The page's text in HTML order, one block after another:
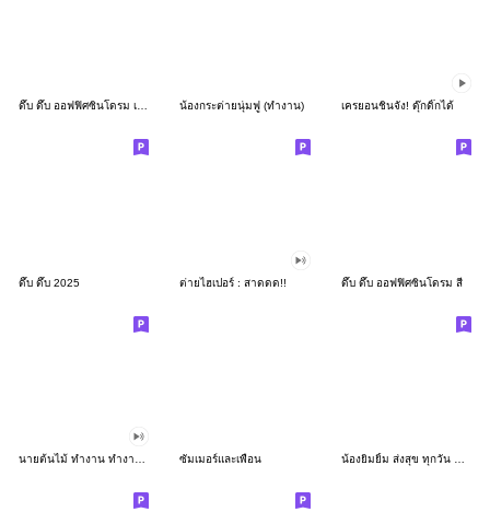
ดึ๊บ ดึ๊บ ออฟฟิศซินโดรม เก้า น้องกระต่ายนุ่มฟู (ทำงาน) เครยอนชินจัง! ดุ๊กดิ๊กได้
ดึ๊บ ดึ๊บ 2025 ต่ายไฮเปอร์ : สาดดด!! ดึ๊บ ดึ๊บ ออฟฟิศซินโดรม สี่
ซัมเมอร์และเพื่อน